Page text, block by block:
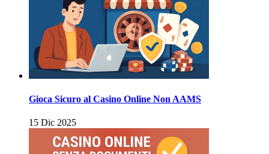
Gioca Sicuro al Casino Online Non AAMS
15 Dic 2025